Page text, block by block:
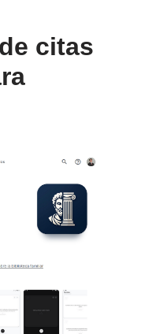
citas